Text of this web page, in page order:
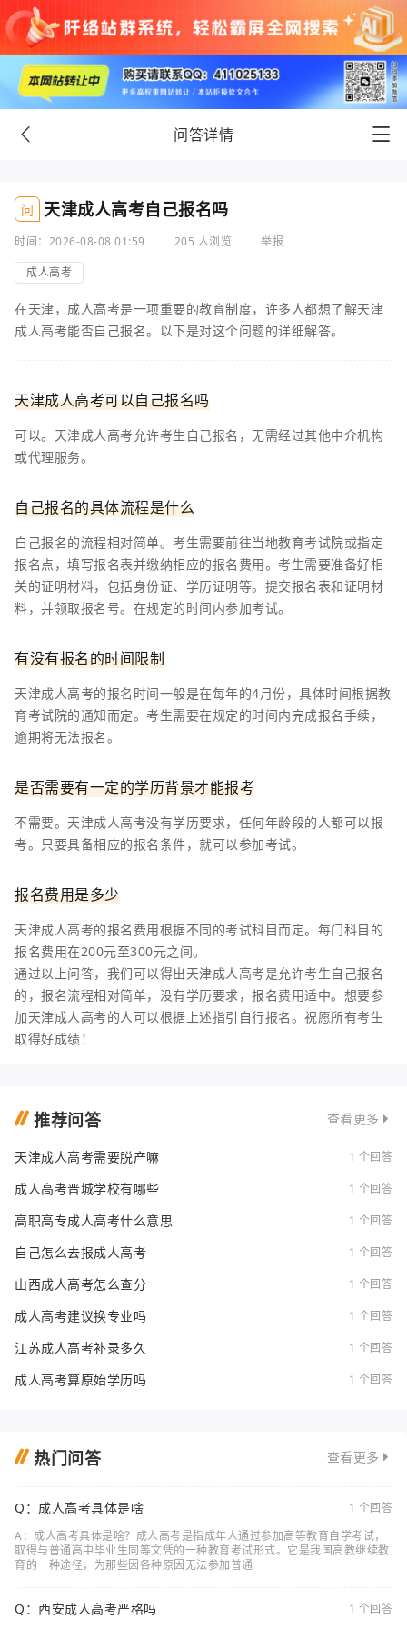
问答详情
问 天津成人高考自己报名吗
时间：2026-08-08 01:59 205 人浏览
举报
成人高考
在天津，成人高考是一项重要的教育制度，许多人都想了解天津
成人高考能否自己报名。以下是对这个问题的详细解答。
天津成人高考可以自己报名吗
可以。天津成人高考允许考生自己报名，无需经过其他中介机构
或代理服务。
自己报名的具体流程是什么
自己报名的流程相对简单。考生需要前往当地教育考试院或指定
报名点，填写报名表并缴纳相应的报名费用。考生需要准备好相
关的证明材料，包括身份证、学历证明等。提交报名表和证明材
料，并领取报名号。在规定的时间内参加考试。
有没有报名的时间限制
天津成人高考的报名时间一般是在每年的4月份，具体时间根据教
育考试院的通知而定。考生需要在规定的时间内完成报名手续，
逾期将无法报名。
是否需要有一定的学历背景才能报考
不需要。天津成人高考没有学历要求，任何年龄段的人都可以报
考。只要具备相应的报名条件，就可以参加考试。
报名费用是多少
天津成人高考的报名费用根据不同的考试科目而定。每门科目的
报名费用在200元至300元之间。
通过以上问答，我们可以得出天津成人高考是允许考生自己报名
的，报名流程相对简单，没有学历要求，报名费用适中。想要参
加天津成人高考的人可以根据上述指引自行报名。祝愿所有考生
取得好成绩！
推荐问答 查看更多
天津成人高考需要脱产嘛 1 个回答
成人高考晋城学校有哪些 1 个回答
高职高专成人高考什么意思 1 个回答
自己怎么去报成人高考 1 个回答
山西成人高考怎么查分 1 个回答
成人高考建议换专业吗 1 个回答
江苏成人高考补录多久 1 个回答
成人高考算原始学历吗 1 个回答
热门问答 查看更多
Q：成人高考具体是啥
1 个回答
A：成人高考具体是啥？成人高考是指成年人通过参加高等教育自学考试，
取得与普通高中毕业生同等文凭的一种教育考试形式。它是我国高教继续教
育的一种途径，为那些因各种原因无法参加普通
Q：西安成人高考严格吗 1 个回答